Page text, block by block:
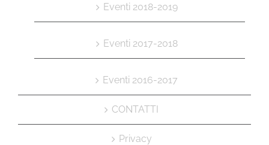
Eventi 2018-2019
Eventi 2017-2018
Eventi 2016-2017
CONTATTI
Privacy